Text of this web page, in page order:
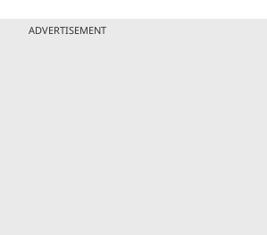
ADVERTISEMENT